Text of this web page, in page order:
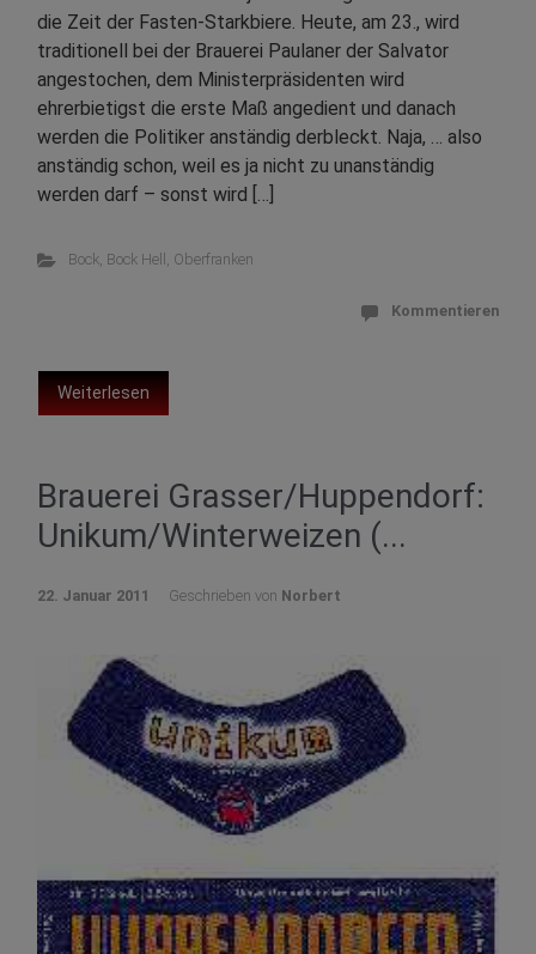
die Zeit der Fasten-Starkbiere. Heute, am 23., wird
traditionell bei der Brauerei Paulaner der Salvator
angestochen, dem Ministerpräsidenten wird
ehrerbietigst die erste Maß angedient und danach
werden die Politiker anständig derbleckt. Naja, … also
anständig schon, weil es ja nicht zu unanständig
werden darf – sonst wird […]
Bock, Bock Hell , Oberfranken
Kommentieren
Weiterlesen
Brauerei Grasser/Huppendorf:
Unikum/Winterweizen (...
22. Januar 2011 Geschrieben von Norbert